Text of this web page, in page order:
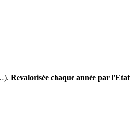
Revalorisée chaque année par l'État